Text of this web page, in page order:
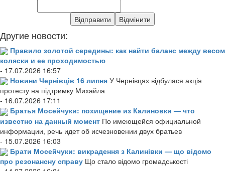
Другие новости:
Правило золотой середины: как найти баланс между весом
коляски и ее проходимостью
- 17.07.2026 16:57
Новини Чернівців 16 липня У Чернівцях відбулася акція
протесту на підтримку Михайла
- 16.07.2026 17:11
Братья Мосейчуки: похищение из Калиновки — что
известно на данный момент По имеющейся официальной
информации, речь идет об исчезновении двух братьев
- 15.07.2026 16:03
Брати Мосейчуки: викрадення з Калинівки — що відомо
про резонансну справу Що стало відомо громадськості